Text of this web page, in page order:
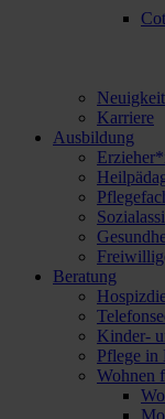
Karriere
Ausbildung
Beratung
Kinder-
Pflege in
Wohnen